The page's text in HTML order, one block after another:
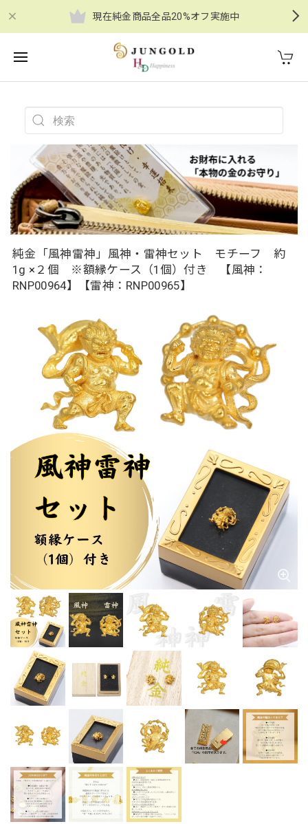
現在純金商品全品20%オフ実施中
純金「風神雷神」風神・雷神セット モチーフ 約
1g ×２個 ※額縁ケース（1個）付き 【風神：
RNP00964】【雷神：RNP00965】